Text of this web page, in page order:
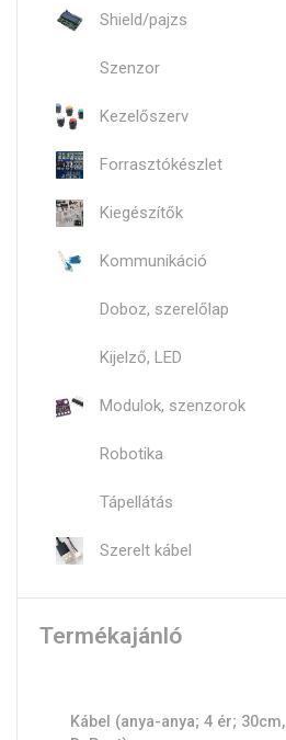
Shield/pajzs
Szenzor
Kezelőszerv
Forrasztókészlet
Kiegészítők
Kommunikáció
Doboz, szerelőlap
Kijelző, LED
Modulok, szenzorok
Robotika
Tápellátás
Szerelt kábel
Termékajánló
Kábel (anya-anya; 4 ér; 30cm,